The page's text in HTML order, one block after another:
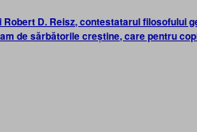
D. Reisz, contestatarul filosofului
de sărbătorile creștine, care pentru